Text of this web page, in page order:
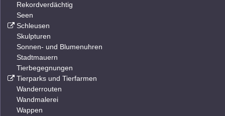
Rekordverdächtig
Seen
Schleusen
Skulpturen
Sonnen- und Blumenuhren
Stadtmauern
Tierbegegnungen
Tierparks und Tierfarmen
Wanderrouten
Wandmalerei
Wappen